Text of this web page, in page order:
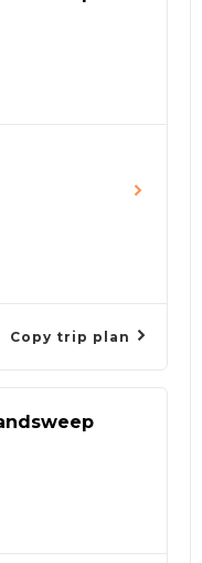
Copy trip plan